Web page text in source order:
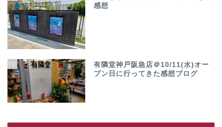
感想
10
有隣堂神戸阪急店＠10/11(水)オー
プン日に行ってきた感想ブログ